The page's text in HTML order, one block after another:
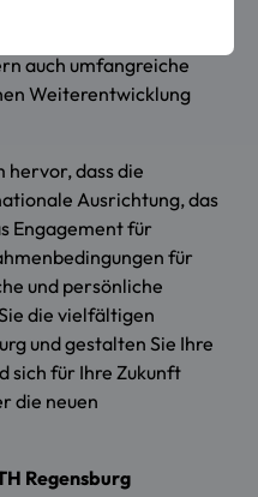
Hochschule, die
auch umfangreiche
Weiterentwicklung
hervor, dass die
Ausrichtung, das
Engagement für
für
und persönliche
die vielfältigen
und gestalten Sie Ihre
sich für Ihre Zukunft
die neuen
Regensburg